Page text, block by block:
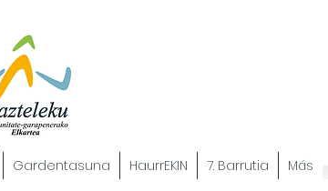
Gardentasuna HaurrEKIN 7. Barrutia Más